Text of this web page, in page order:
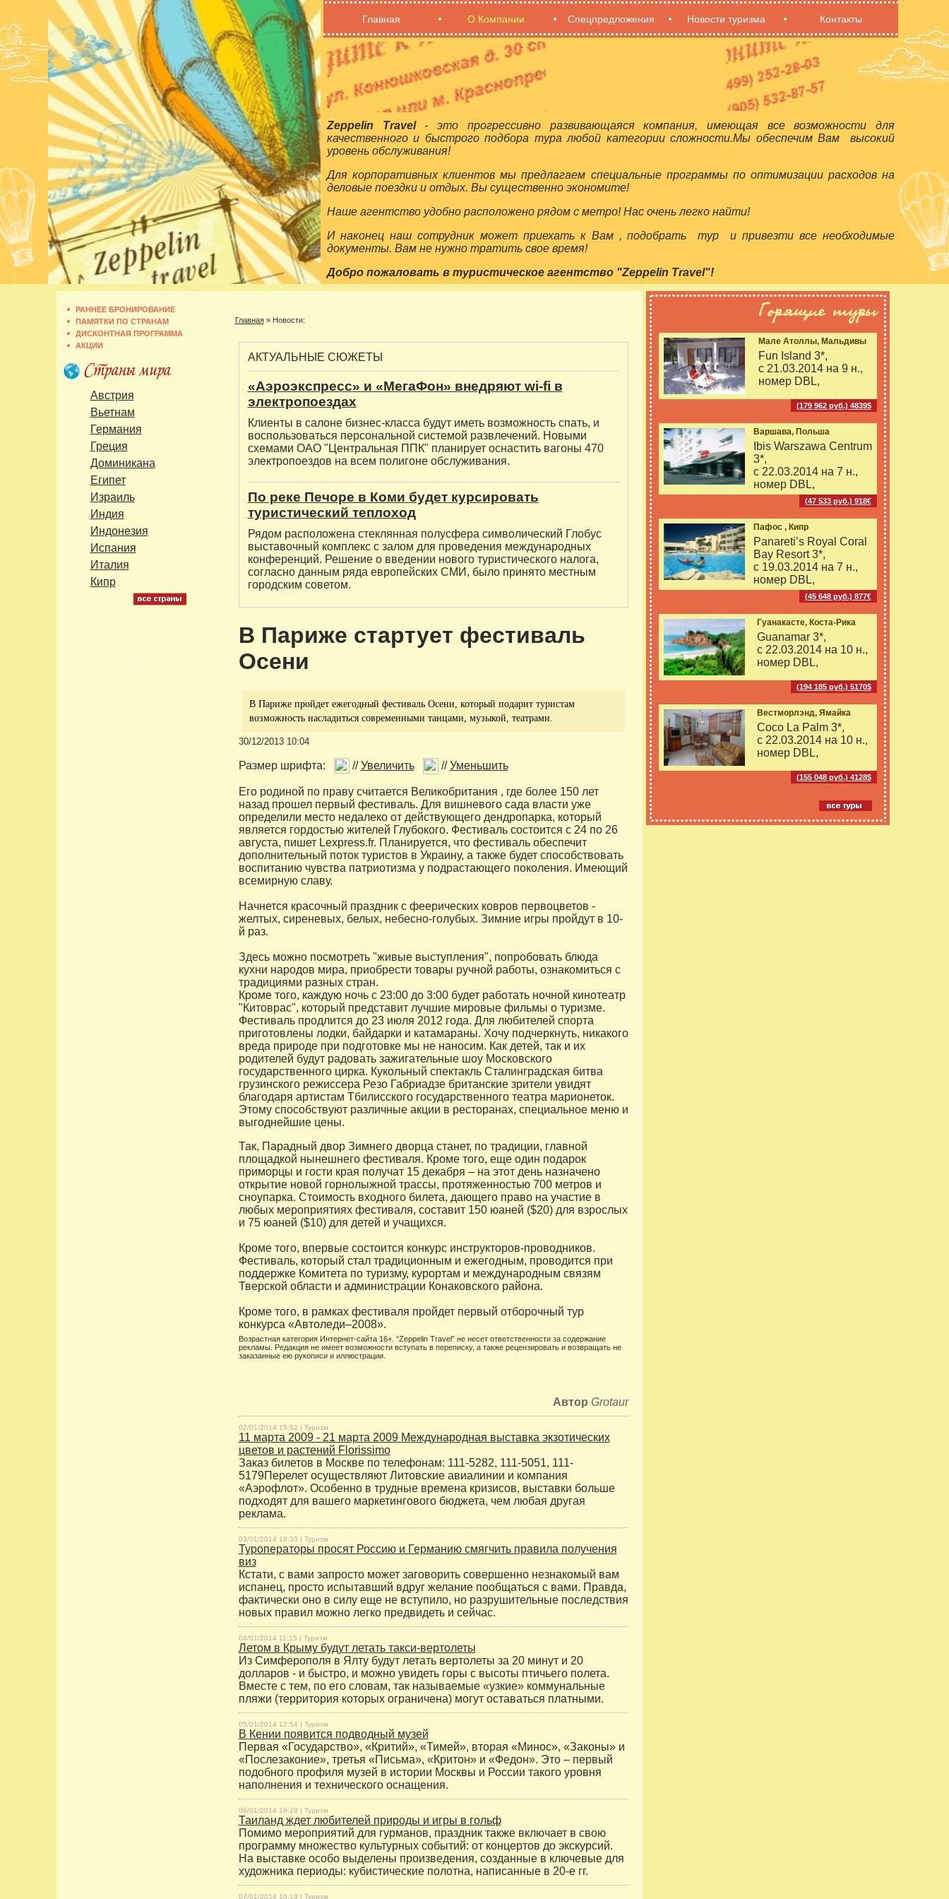
Главная О Компании Спецпредложения Новости туризма Контакты
Zeppelin Travel- это прогрессивно развивающаяся компания, имеющая все возможности для
качественного и быстрого подбора тура любой категории сложности.Мы обеспечим Вам высокий
уровень обслуживания!
Для корпоративных клиентов мы предлагаем специальные программы по оптимизации расходов на
деловые поездки и отдых. Вы существенно экономите!
Наше агентство удобно расположено рядом с метро! Нас очень легко найти!
И наконец наш сотрудник может приехать к Вам , подобрать тур и привезти все необходимые
документы. Вам не нужно тратить свое время!
Добро пожаловать в туристическое агентство "Zeppelin Travel"!
РАННЕЕ БРОНИРОВАНИЕ
ПАМЯТКИ ПО СТРАНАМ
ДИСКОНТНАЯ ПРОГРАММА
АКЦИИ
Австрия
Вьетнам
Германия
Греция
Доминикана
Египет
Израиль
Индия
Индонезия
Испания
Италия
Кипр
Главная» Новости:
АКТУАЛЬНЫЕ СЮЖЕТЫ
«Аэроэкспресс» и «МегаФон» внедряют wi-fi в
электропоездах
Клиенты в салоне бизнес-класса будут иметь возможность спать, и
воспользоваться персональной системой развлечений. Новыми
схемами ОАО "Центральная ППК" планирует оснастить вагоны 470
электропоездов на всем полигоне обслуживания.
По реке Печоре в Коми будет курсировать
туристический теплоход
Рядом расположена стеклянная полусфера символический Глобус
выставочный комплекс с залом для проведения международных
конференций. Решение о введении нового туристического налога,
согласно данным ряда европейских СМИ, было принято местным
городским советом.
В Париже стартует фестиваль
Осени
В Париже пройдет ежегодный фестиваль Осени, который подарит туристам
возможность насладиться современными танцами, музыкой, театрами.
30/12/2013 10:04
Размер шрифта: //Увеличить //Уменьшить
Его родиной по праву считается Великобритания , где более 150 лет
назад прошел первый фестиваль. Для вишневого сада власти уже
определили место недалеко от действующего дендропарка, который
является гордостью жителей Глубокого. Фестиваль состоится с 24 по 26
августа, пишет Lexpress.fr. Планируется, что фестиваль обеспечит
дополнительный поток туристов в Украину, а также будет способствовать
воспитанию чувства патриотизма у подрастающего поколения. Имеющий
всемирную славу.
Начнется красочный праздник с феерических ковров первоцветов -
желтых, сиреневых, белых, небесно-голубых. Зимние игры пройдут в 10-
й раз.
Здесь можно посмотреть "живые выступления", попробовать блюда
кухни народов мира, приобрести товары ручной работы, ознакомиться с
традициями разных стран.
Кроме того, каждую ночь с 23:00 до 3:00 будет работать ночной кинотеатр
"Китоврас", который представит лучшие мировые фильмы о туризме.
Фестиваль продлится до 23 июля 2012 года. Для любителей спорта
приготовлены лодки, байдарки и катамараны. Хочу подчеркнуть, никакого
вреда природе при подготовке мы не наносим. Как детей, так и их
родителей будут радовать зажигательные шоу Московского
государственного цирка. Кукольный спектакль Сталинградская битва
грузинского режиссера Резо Габриадзе британские зрители увидят
благодаря артистам Тбилисского государственного театра марионеток.
Этому способствуют различные акции в ресторанах, специальное меню и
выгоднейшие цены.
Так, Парадный двор Зимнего дворца станет, по традиции, главной
площадкой нынешнего фестиваля. Кроме того, еще один подарок
приморцы и гости края получат 15 декабря – на этот день назначено
открытие новой горнолыжной трассы, протяженностью 700 метров и
сноупарка. Стоимость входного билета, дающего право на участие в
любых мероприятиях фестиваля, составит 150 юаней ($20) для взрослых
и 75 юаней ($10) для детей и учащихся.
Кроме того, впервые состоится конкурс инструкторов-проводников.
Фестиваль, который стал традиционным и ежегодным, проводится при
поддержке Комитета по туризму, курортам и международным связям
Тверской области и администрации Конаковского района.
Кроме того, в рамках фестиваля пройдет первый отборочный тур
конкурса «Автоледи–2008».
Возрастная категория Интернет-сайта 16+. “Zeppelin Travel” не несет ответственности за содержание
рекламы. Редакция не имеет возможности вступать в переписку, а также рецензировать и возвращать не
заказанные ею рукописи и иллюстрации.
Автор Grotaur
02/01/2014 15:52 | Туризм
11 марта 2009 - 21 марта 2009 Международная выставка экзотических
цветов и растений Florissimo
Заказ билетов в Москве по телефонам: 111-5282, 111-5051, 111-
5179Перелет осуществляют Литовские авиалинии и компания
«Аэрофлот». Особенно в трудные времена кризисов, выставки больше
подходят для вашего маркетингового бюджета, чем любая другая
реклама.
03/01/2014 18:33 | Туризм
Туроператоры просят Россию и Германию смягчить правила получения
виз
Кстати, с вами запросто может заговорить совершенно незнакомый вам
испанец, просто испытавший вдруг желание пообщаться с вами. Правда,
фактически оно в силу еще не вступило, но разрушительные последствия
новых правил можно легко предвидеть и сейчас.
04/01/2014 11:15 | Туризм
Летом в Крыму будут летать такси-вертолеты
Из Симферополя в Ялту будут летать вертолеты за 20 минут и 20
долларов - и быстро, и можно увидеть горы с высоты птичьего полета.
Вместе с тем, по его словам, так называемые «узкие» коммунальные
пляжи (территория которых ограничена) могут оставаться платными.
05/01/2014 12:54 | Туризм
В Кении появится подводный музей
Первая «Государство», «Критий», «Тимей», вторая «Минос», «Законы» и
«Послезаконие», третья «Письма», «Критон» и «Федон». Это – первый
подобного профиля музей в истории Москвы и России такого уровня
наполнения и технического оснащения.
06/01/2014 19:28 | Туризм
Таиланд ждет любителей природы и игры в гольф
Помимо мероприятий для гурманов, праздник также включает в свою
программу множество культурных событий: от концертов до экскурсий.
На выставке особо выделены произведения, созданные в ключевые для
художника периоды: кубистические полотна, написанные в 20-е гг.
07/01/2014 10:19 | Туризм
Мале Атоллы, Мальдивы
Fun Island 3*,
с 21.03.2014 на 9 н.,
номер DBL,
(179 962 руб.) 4839$
Варшава, Польша
Ibis Warszawa Centrum
3*,
с 22.03.2014 на 7 н.,
номер DBL,
(47 533 руб.) 918€
Пафос , Кипр
Panareti’s Royal Coral
Bay Resort 3*,
с 19.03.2014 на 7 н.,
номер DBL,
(45 648 руб.) 877€
Гуанакасте, Коста-Рика
Guanamar 3*,
с 22.03.2014 на 10 н.,
номер DBL,
(194 185 руб.) 5170$
Вестморлэнд, Ямайка
Coco La Palm 3*,
с 22.03.2014 на 10 н.,
номер DBL,
(155 048 руб.) 4128$